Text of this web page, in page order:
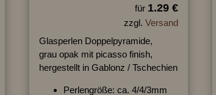
für 1.29 €
zzgl. Versand
Glasperlen Doppelpyramide,
grau opak mit picasso finish,
hergestellt in Gablonz / Tschechien
Perlengröße: ca. 4/4/3mm